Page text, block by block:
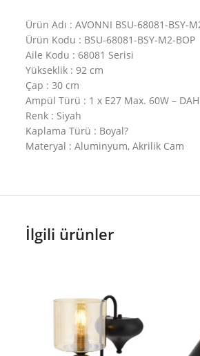
Ürün Adı : AVONNI BSU-68081-BSY-
Ürün Kodu : BSU-68081-BSY-M2-BOP
Aile Kodu : 68081 Serisi
Yükseklik : 92 cm
Çap : 30 cm
Ampül Türü : 1 x E27 Max. 60W –
Renk : Siyah
Kaplama Türü : Boyal?
Materyal : Aluminyum, Akrilik Cam
İlgili ürünler